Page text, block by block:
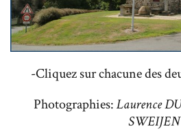
-Cliquez sur chacune des
Photographies:Laurence
SWEIJEN